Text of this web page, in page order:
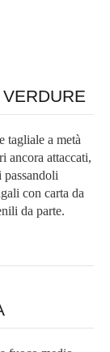
tagliale a metà
ancora attaccati,
con carta da
da parte.